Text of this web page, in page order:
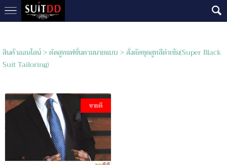
สินค้าออนไลน์> ตัดสูทแฟชั่นตามนายแบบ >สั่งตัดชุดสูทสีดำเข้ม(Super Black
Suit Tailoring)
ขายดี